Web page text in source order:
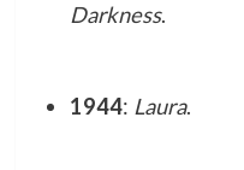
Darkness.
1944: Laura.